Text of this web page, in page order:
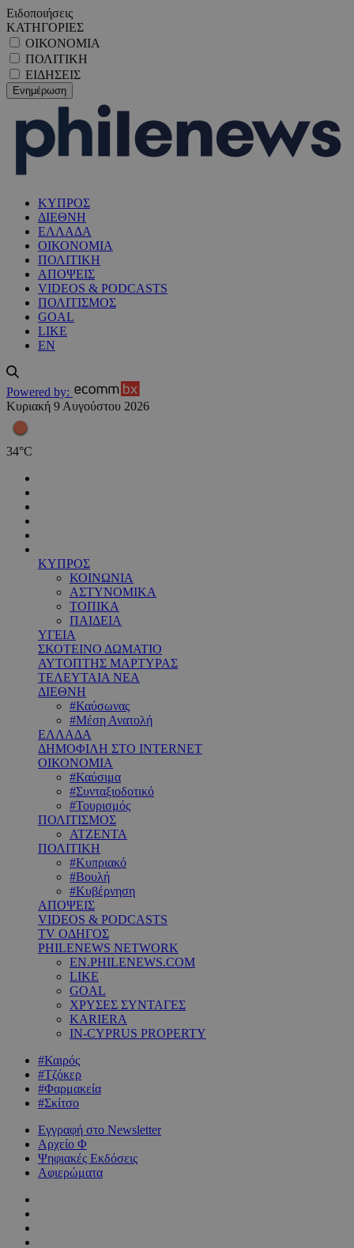
Ειδοποιήσεις
ΚΑΤΗΓΟΡΙΕΣ
ΟΙΚΟΝΟΜΙΑ
ΠΟΛΙΤΙΚΗ
ΕΙΔΗΣΕΙΣ
ΚΥΠΡΟΣ
ΔΙΕΘΝΗ
ΕΛΛΑΔΑ
ΟΙΚΟΝΟΜΙΑ
ΠΟΛΙΤΙΚΗ
ΑΠΟΨΕΙΣ
VIDEOS & PODCASTS
ΠΟΛΙΤΙΣΜΟΣ
GOAL
LIKE
EN
Powered by:
Κυριακή 9 Αυγούστου 2026
34°C
ΚΥΠΡΟΣ
ΚΟΙΝΩΝΙΑ
ΑΣΤΥΝΟΜΙΚΑ
ΤΟΠΙΚΑ
ΠΑΙΔΕΙΑ
ΥΓΕΙΑ
ΣΚΟΤΕΙΝΟ ΔΩΜΑΤΙΟ
ΑΥΤΟΠΤΗΣ ΜΑΡΤΥΡΑΣ
ΤΕΛΕΥΤΑΙΑ ΝΕΑ
ΔΙΕΘΝΗ
#Καύσωνας
#Μέση Ανατολή
ΕΛΛΑΔΑ
ΔΗΜΟΦΙΛΗ ΣΤΟ INTERNET
ΟΙΚΟΝΟΜΙΑ
#Καύσιμα
#Συνταξιοδοτικό
#Τουρισμός
ΠΟΛΙΤΙΣΜΟΣ
ΑΤΖΕΝΤΑ
ΠΟΛΙΤΙΚΗ
#Κυπριακό
#Βουλή
#Κυβέρνηση
ΑΠΟΨΕΙΣ
VIDEOS & PODCASTS
TV ΟΔΗΓΟΣ
PHILENEWS NETWORK
EN.PHILENEWS.COM
LIKE
GOAL
ΧΡΥΣΕΣ ΣΥΝΤΑΓΕΣ
KARIERA
IN-CYPRUS PROPERTY
#Καιρός
#Τζόκερ
#Φαρμακεία
#Σκίτσο
Εγγραφή στο Newsletter
Αρχείο Φ
Ψηφιακές Εκδόσεις
Αφιερώματα